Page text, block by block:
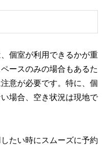
個室が利用できるかが重
ースのみの場合もあるた
意が必要です。特に、個
場合、空き状況は現地で
たい時にスムーズに予約